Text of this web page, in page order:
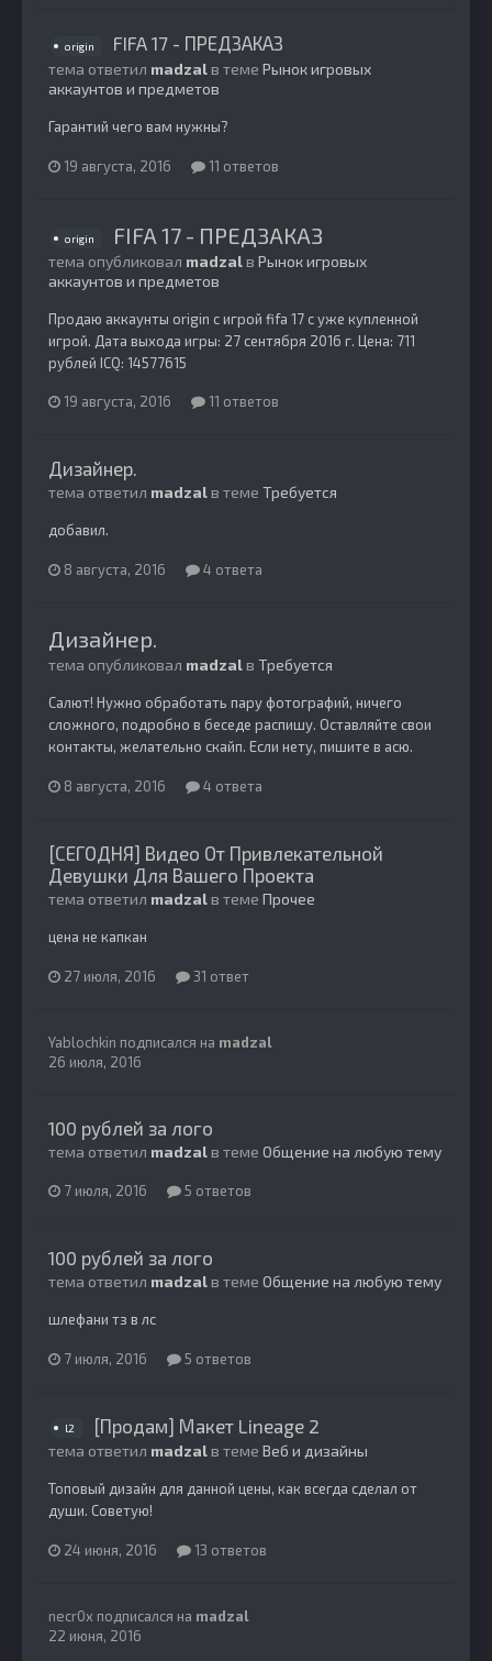
origin FIFA 17 - ПРЕДЗАКАЗ
тема ответил madzalв теме Рынок игровых
аккаунтов и предметов
Гарантий чего вам нужны?
19 августа, 2016 11 ответов
origin FIFA 17 - ПРЕДЗАКАЗ
тема опубликовал madzalв Рынок игровых
аккаунтов и предметов
Продаю аккаунты origin c игрой fifa 17 с уже купленной
игрой. Дата выхода игры: 27 сентября 2016 г. Цена: 711
рублей ICQ: 14577615
19 августа, 2016 11 ответов
Дизайнер.
тема ответил madzalв теме Требуется
добавил.
8 августа, 2016 4 ответа
Дизайнер.
тема опубликовал madzalв Требуется
Салют! Нужно обработать пару фотографий, ничего
сложного, подробно в беседе распишу. Оставляйте свои
контакты, желательно скайп. Если нету, пишите в асю.
8 августа, 2016 4 ответа
[СЕГОДНЯ] Видео От Привлекательной
Девушки Для Вашего Проекта
тема ответил madzalв теме Прочее
цена не капкан
27 июля, 2016 31 ответ
Yablochkin подписался на madzal
26 июля, 2016
100 рублей за лого
тема ответил madzalв теме Общение на любую тему
7 июля, 2016 5 ответов
100 рублей за лого
тема ответил madzalв теме Общение на любую тему
шлефани тз в лс
7 июля, 2016 5 ответов
l2 [Продам] Макет Lineage 2
тема ответил madzalв теме Веб и дизайны
Топовый дизайн для данной цены, как всегда сделал от
души. Советую!
24 июня, 2016 13 ответов
necr0x подписался на madzal
22 июня, 2016